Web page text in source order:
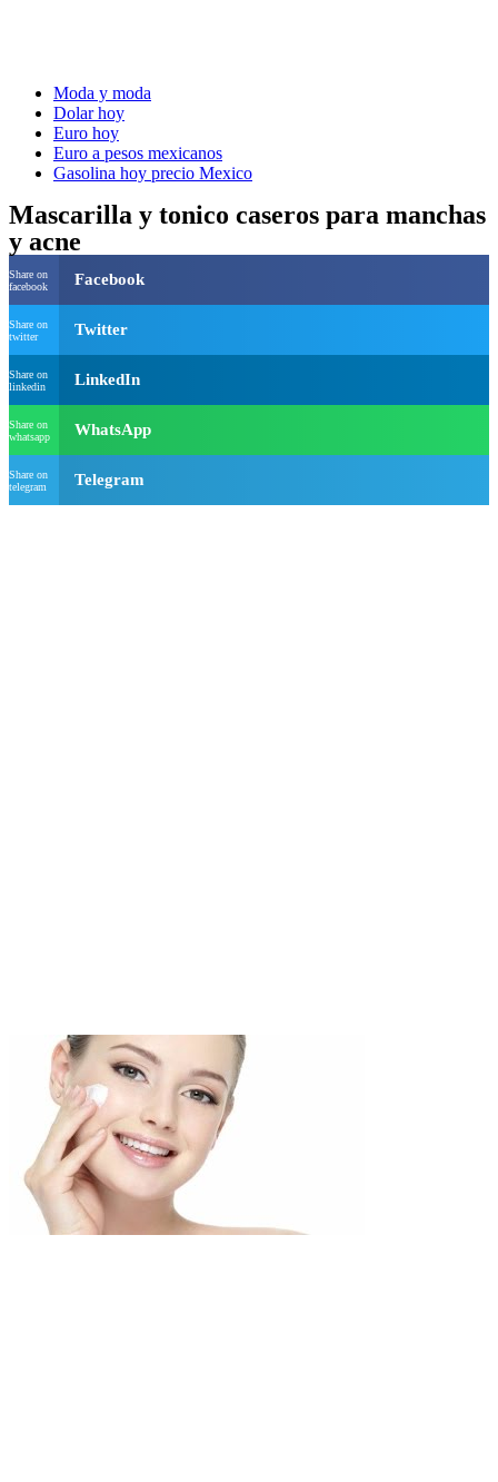
Moda y moda
Dolar hoy
Euro hoy
Euro a pesos mexicanos
Gasolina hoy precio Mexico
Mascarilla y tonico caseros para manchas
y acne
Share on
facebook
Facebook
Share on
twitter
Twitter
Share on
linkedin
LinkedIn
Share on
whatsapp
WhatsApp
Share on
telegram
Telegram